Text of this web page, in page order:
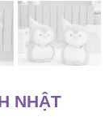
NHẬT